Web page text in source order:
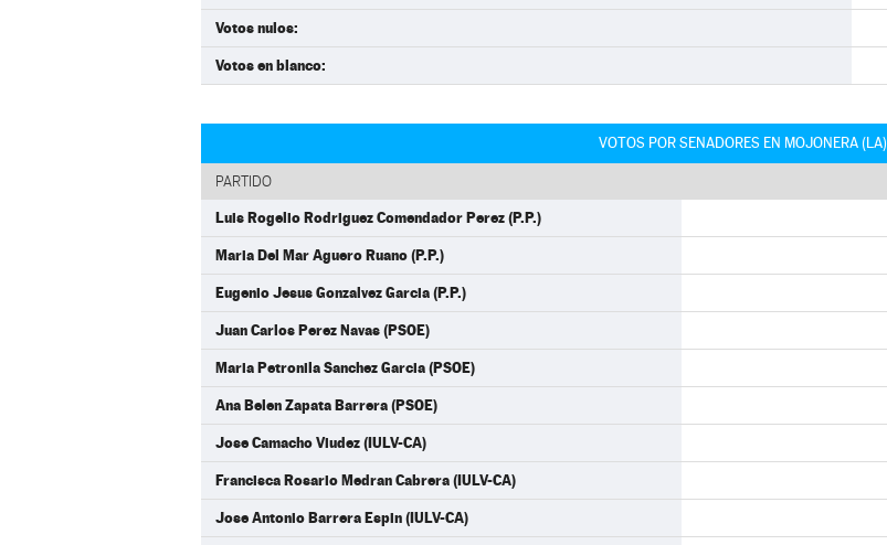
Votos nulos:
Votos en blanco:
VOTOS POR SENADORES EN MOJONERA (LA)
PARTIDO
Luis Rogelio Rodriguez Comendador Perez (P.P.)
Maria Del Mar Aguero Ruano (P.P.)
Eugenio Jesus Gonzalvez Garcia (P.P.)
Juan Carlos Perez Navas (PSOE)
Maria Petronila Sanchez Garcia (PSOE)
Ana Belen Zapata Barrera (PSOE)
Jose Camacho Viudez (IULV-CA)
Francisca Rosario Medran Cabrera (IULV-CA)
Jose Antonio Barrera Espin (IULV-CA)